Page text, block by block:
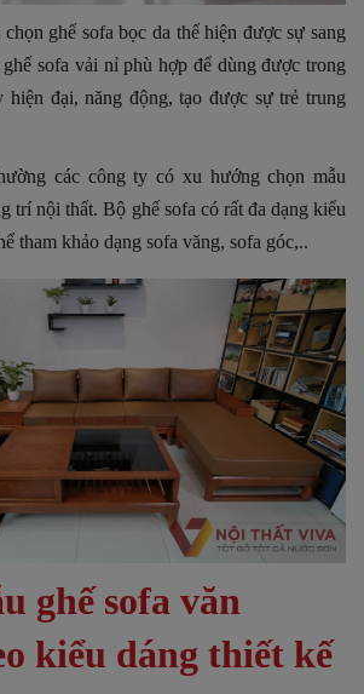
ghế sofa bọc da thể hiện được sự sang
sofa vải nỉ phù hợp để dùng được trong
hiện đại, năng động, tạo được sự trẻ trung
các công ty có xu hướng chọn mẫu
trí nội thất. Bộ ghế sofa có rất đa dạng kiểu
tham khảo dạng sofa văng, sofa góc,..
ghế sofa văn
kiểu dáng thiết kế